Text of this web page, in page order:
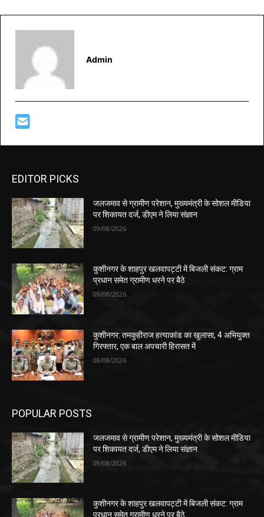
Admin
EDITOR PICKS
जलजमाव से ग्रामीण परेशान, मुख्यमंत्री के सोशल मीडिया
पर शिकायत दर्ज, डीएम ने लिया संज्ञान
09/08/2026
कुशीनगर के शाहपुर खलवापट्टी में बिजली संकट: ग्राम
प्रधान समेत ग्रामीण धरने पर बैठे
09/08/2026
कुशीनगर: तमकुहीराज हत्याकांड का खुलासा, 4 अभियुक्त
गिरफ्तार, एक बाल अपचारी हिरासत में
08/08/2026
POPULAR POSTS
जलजमाव से ग्रामीण परेशान, मुख्यमंत्री के सोशल मीडिया
पर शिकायत दर्ज, डीएम ने लिया संज्ञान
09/08/2026
कुशीनगर के शाहपुर खलवापट्टी में बिजली संकट: ग्राम
प्रधान समेत ग्रामीण धरने पर बैठे